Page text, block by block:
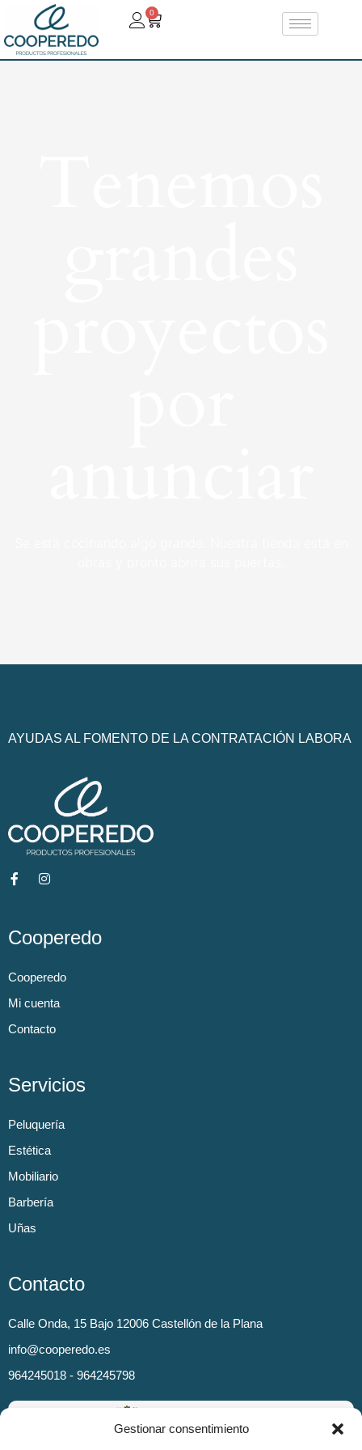
Gestionar consentimiento
0
AYUDAS AL FOMENTO DE LA CONTRATACIÓN LABORA
Cooperedo
Cooperedo
Mi cuenta
Contacto
Servicios
Peluquería
Estética
Mobiliario
Barbería
Uñas
Contacto
Calle Onda, 15 Bajo 12006 Castellón de la Plana
info@cooperedo.es
964245018 - 964245798